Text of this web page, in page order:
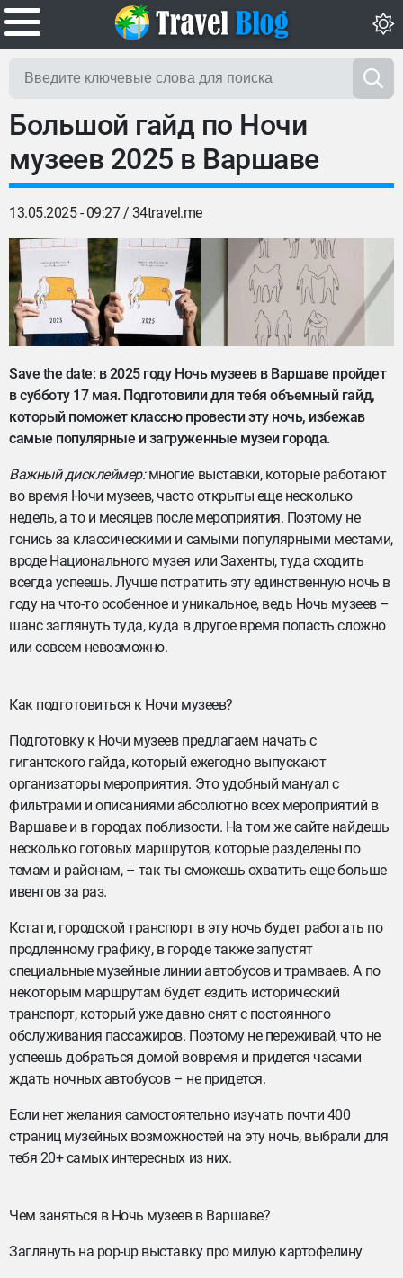
Большой гайд по Ночи
музеев 2025 в Варшаве
13.05.2025 - 09:27 / 34travel.me
Save the date: в 2025 году Ночь музеев в Варшаве пройдет
в субботу 17 мая. Подготовили для тебя объемный гайд,
который поможет классно провести эту ночь, избежав
самые популярные и загруженные музеи города.
Важный дисклеймер:многие выставки, которые работают
во время Ночи музеев, часто открыты еще несколько
недель, а то и месяцев после мероприятия. Поэтому не
гонись за классическими и самыми популярными местами,
вроде Национального музея или Захенты, туда сходить
всегда успеешь. Лучше потратить эту единственную ночь в
году на что-то особенное и уникальное, ведь Ночь музеев –
шанс заглянуть туда, куда в другое время попасть сложно
или совсем невозможно.
Как подготовиться к Ночи музеев?
Подготовку к Ночи музеев предлагаем начать с
гигантского гайда, который ежегодно выпускают
организаторы мероприятия. Это удобный мануал с
фильтрами и описаниями абсолютно всех мероприятий в
Варшаве и в городах поблизости. На том же сайте найдешь
несколько готовых маршрутов, которые разделены по
темам и районам, – так ты сможешь охватить еще больше
ивентов за раз.
Кстати, городской транспорт в эту ночь будет работать по
продленному графику, в городе также запустят
специальные музейные линии автобусов и трамваев. А по
некоторым маршрутам будет ездить исторический
транспорт, который уже давно снят с постоянного
обслуживания пассажиров. Поэтому не переживай, что не
успеешь добраться домой вовремя и придется часами
ждать ночных автобусов – не придется.
Если нет желания самостоятельно изучать почти 400
страниц музейных возможностей на эту ночь, выбрали для
тебя 20+ самых интересных из них.
Чем заняться в Ночь музеев в Варшаве?
Заглянуть на pop-up выставку про милую картофелину